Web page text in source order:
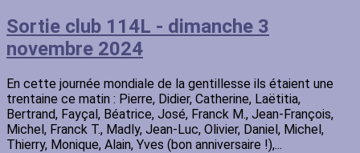
Sortie club 114L - dimanche 3
novembre 2024
En cette journée mondiale de la gentillesse ils étaient une
trentaine ce matin : Pierre, Didier, Catherine, Laëtitia,
Bertrand, Fayçal, Béatrice, José, Franck M., Jean-François,
Michel, Franck T., Madly, Jean-Luc, Olivier, Daniel, Michel,
Thierry, Monique, Alain, Yves (bon anniversaire !),...